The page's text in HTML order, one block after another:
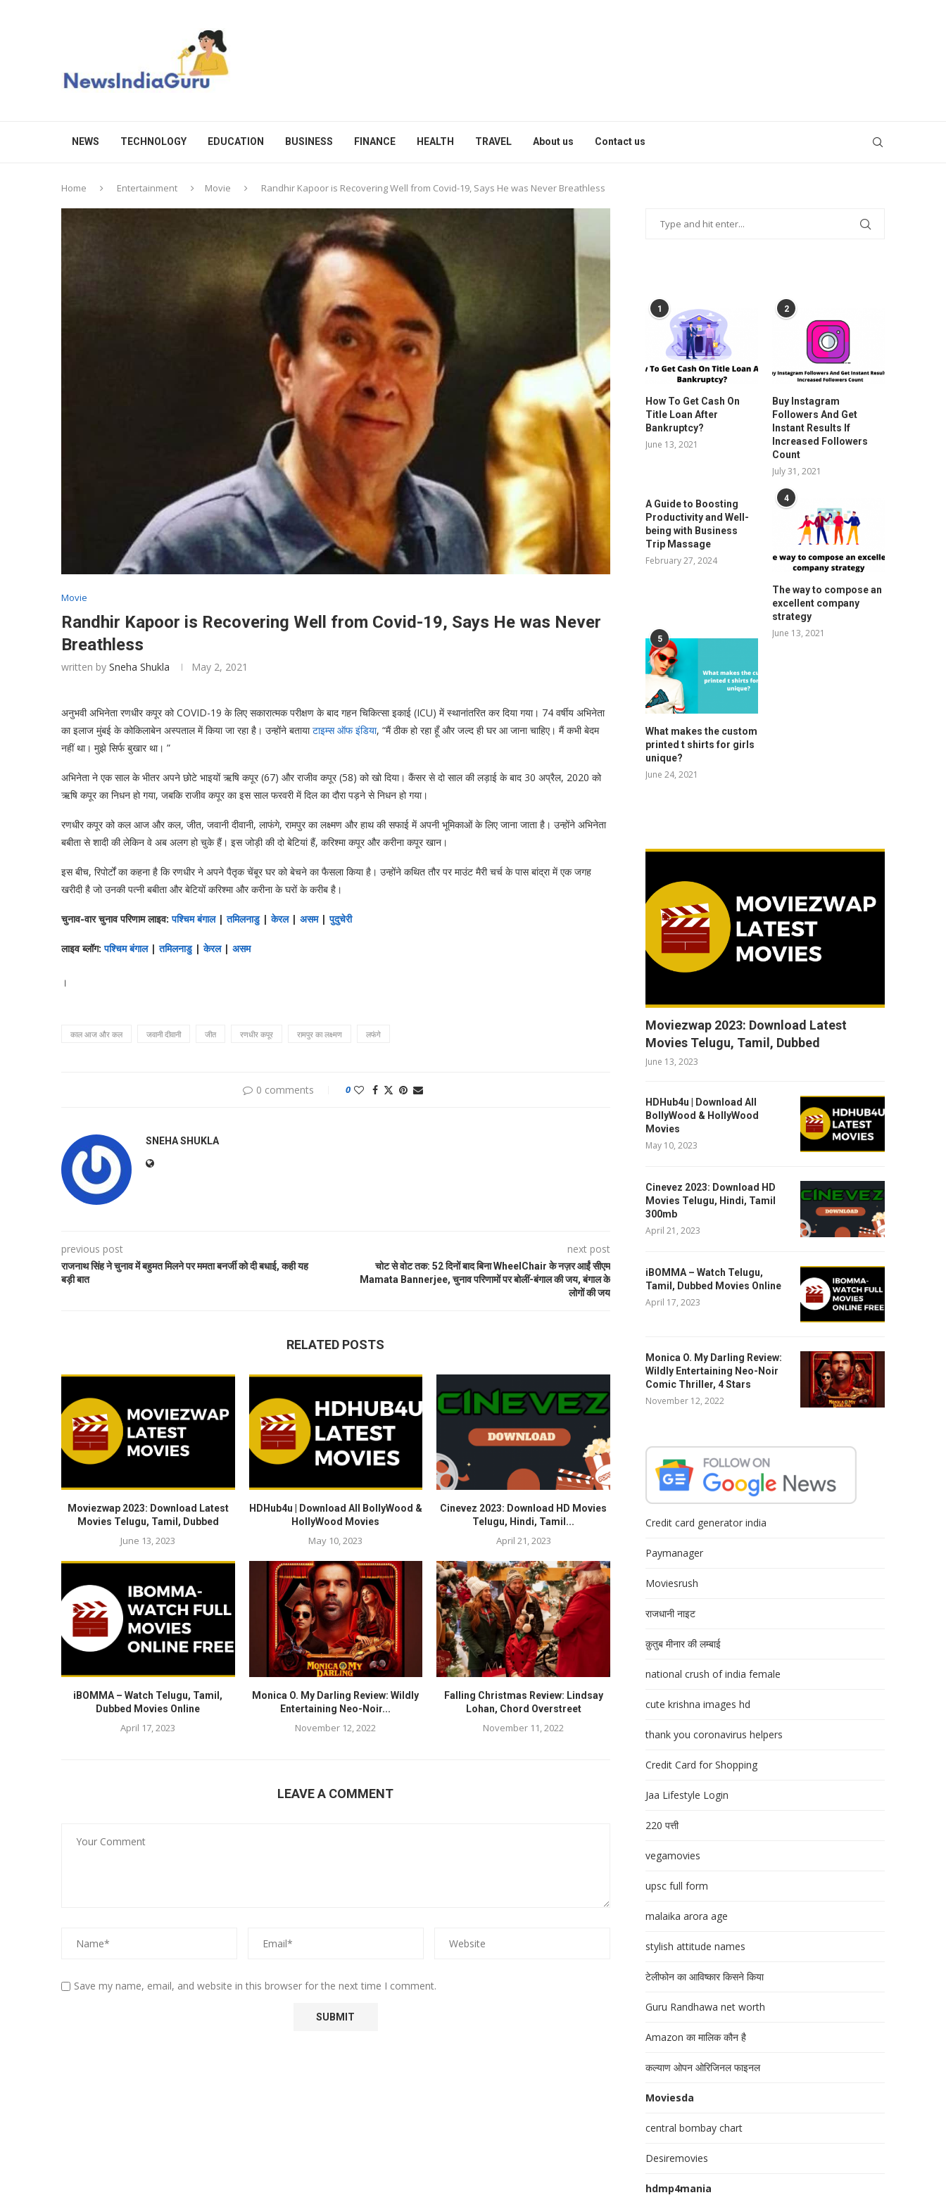
NEWS TECHNOLOGY EDUCATION BUSINESS FINANCE HEALTH TRAVEL About us Contact us
Home Entertainment Movie Randhir Kapoor is Recovering Well from Covid-19, Says He was Never Breathless
Movie
Randhir Kapoor is Recovering Well from Covid-19, Says He was Never
Breathless
written by Sneha Shukla May 2, 2021
अनुभवी अभिनेता रणधीर कपूर को COVID-19 के लिए सकारात्मक परीक्षण के बाद गहन चिकित्सा इकाई (ICU) में स्थानांतरित कर दिया गया। 74 वर्षीय अभिनेता
का इलाज मुंबई के कोकिलाबेन अस्पताल में किया जा रहा है। उन्होंने बतायाटाइम्स ऑफ इंडिया, “मैं ठीक हो रहा हूँ और जल्द ही घर आ जाना चाहिए। मैं कभी बेदम
नहीं था। मुझे सिर्फ बुखार था। ”
अभिनेता ने एक साल के भीतर अपने छोटे भाइयों ऋषि कपूर (67) और राजीव कपूर (58) को खो दिया। कैंसर से दो साल की लड़ाई के बाद 30 अप्रैल, 2020 को
ऋषि कपूर का निधन हो गया, जबकि राजीव कपूर का इस साल फरवरी में दिल का दौरा पड़ने से निधन हो गया।
रणधीर कपूर को कल आज और कल, जीत, जवानी दीवानी, लाफंगे, रामपुर का लक्ष्मण और हाथ की सफाई में अपनी भूमिकाओं के लिए जाना जाता है। उन्होंने अभिनेता
बबीता से शादी की लेकिन वे अब अलग हो चुके हैं। इस जोड़ी की दो बेटियां हैं, करिश्मा कपूर और करीना कपूर खान।
इस बीच, रिपोर्टों का कहना है कि रणधीर ने अपने पैतृक चेंबूर घर को बेचने का फैसला किया है। उन्होंने कथित तौर पर माउंट मैरी चर्च के पास बांद्रा में एक जगह
खरीदी है जो उनकी पत्नी बबीता और बेटियों करिश्मा और करीना के घरों के करीब है।
चुनाव-वार चुनाव परिणाम लाइव:पश्चिम बंगाल|तमिलनाडु|केरल| असम|पुदुचेरी
लाइव ब्लॉग:पश्चिम बंगाल|तमिलनाडु|केरल| असम
।
काल आज और कल जवानी दीवानी जीत रणधीर कपूर रामपुर का लक्ष्मण लफंगे
0 comments 0
SNEHA SHUKLA
previous post
राजनाथ सिंह ने चुनाव में बहुमत मिलने पर ममता बनर्जी को दी बधाई, कही यह
बड़ी बात
next post
चोट से वोट तक: 52 दिनों बाद बिना WheelChair के नज़र आईं सीएम
Mamata Bannerjee, चुनाव परिणामों पर बोलीं-बंगाल की जय, बंगाल के
लोगों की जय
RELATED POSTS
Moviezwap 2023: Download Latest
Movies Telugu, Tamil, Dubbed
June 13, 2023
HDHub4u | Download All BollyWood &
HollyWood Movies
May 10, 2023
Cinevez 2023: Download HD Movies
Telugu, Hindi, Tamil...
April 21, 2023
iBOMMA – Watch Telugu, Tamil,
Dubbed Movies Online
April 17, 2023
Monica O. My Darling Review: Wildly
Entertaining Neo-Noir...
November 12, 2022
Falling Christmas Review: Lindsay
Lohan, Chord Overstreet
November 11, 2022
LEAVE A COMMENT
Save my name, email, and website in this browser for the next time I comment.
1
How To Get Cash On
Title Loan After
Bankruptcy?
June 13, 2021
2
Buy Instagram
Followers And Get
Instant Results If
Increased Followers
Count
July 31, 2021
A Guide to Boosting
Productivity and Well-
being with Business
Trip Massage
February 27, 2024
4
The way to compose an
excellent company
strategy
June 13, 2021
5
What makes the custom
printed t shirts for girls
unique?
June 24, 2021
Moviezwap 2023: Download Latest
Movies Telugu, Tamil, Dubbed
June 13, 2023
HDHub4u | Download All
BollyWood & HollyWood
Movies
May 10, 2023
Cinevez 2023: Download HD
Movies Telugu, Hindi, Tamil
300mb
April 21, 2023
iBOMMA – Watch Telugu,
Tamil, Dubbed Movies Online
April 17, 2023
Monica O. My Darling Review:
Wildly Entertaining Neo-Noir
Comic Thriller, 4 Stars
November 12, 2022
Credit card generator india
Paymanager
Moviesrush
राजधानी नाइट
क़ुतुब मीनार की लम्बाई
national crush of india female
cute krishna images hd
thank you coronavirus helpers
Credit Card for Shopping
Jaa Lifestyle Login
220 पत्ती
vegamovies
upsc full form
malaika arora age
stylish attitude names
टेलीफोन का आविष्कार किसने किया
Guru Randhawa net worth
Amazon का मालिक कौन है
कल्याण ओपन ओरिजिनल फाइनल
Moviesda
central bombay chart
Desiremovies
hdmp4mania